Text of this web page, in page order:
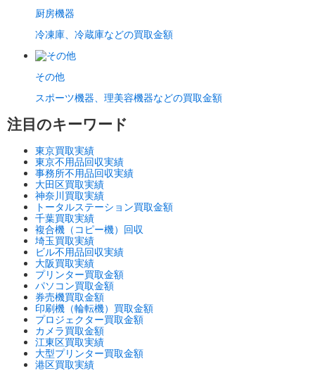
厨房機器
冷凍庫、冷蔵庫などの買取金額
その他
スポーツ機器、理美容機器などの買取金額
注目のキーワード
東京買取実績
東京不用品回収実績
事務所不用品回収実績
大田区買取実績
神奈川買取実績
トータルステーション買取金額
千葉買取実績
複合機（コピー機）回収
埼玉買取実績
ビル不用品回収実績
大阪買取実績
プリンター買取金額
パソコン買取金額
券売機買取金額
印刷機（輪転機）買取金額
プロジェクター買取金額
カメラ買取金額
江東区買取実績
大型プリンター買取金額
港区買取実績